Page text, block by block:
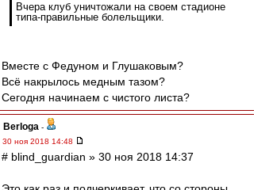
Вчера клуб уничтожали на своем стадионе
типа-правильные болельщики.
Вместе с Федуном и Глушаковым?
Всё накрылось медным тазом?
Сегодня начинаем с чистого листа?
Berloga -
30 ноя 2018 14:48
# blind_guardian » 30 ноя 2018 14:37